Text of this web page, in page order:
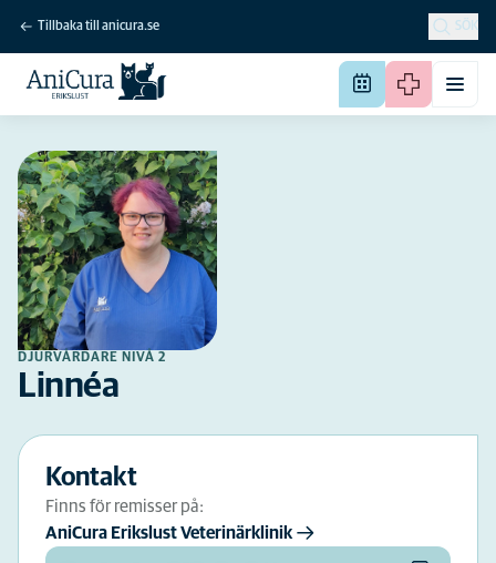
Tillbaka till anicura.se SÖK
DJURVÅRDARE NIVÅ 2
Linnéa
Kontakt
Finns för remisser på:
AniCura Erikslust Veterinärklinik